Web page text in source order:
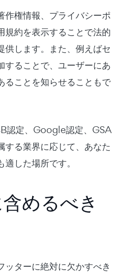
作権情報、プライバシーポ
規約を表示することで法的
供します。また、例えばセ
することで、ユーザーにあ
ることを知らせることもで
認定、Google認定、GSA
する業界に応じて、あなた
した場所です。
めるべき
ッターに絶対に欠かすべき